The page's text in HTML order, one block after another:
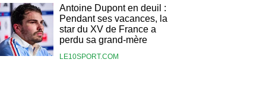
Antoine Dupont en deuil :
Pendant ses vacances, la
star du XV de France a
perdu sa grand-mère
LE10SPORT.COM